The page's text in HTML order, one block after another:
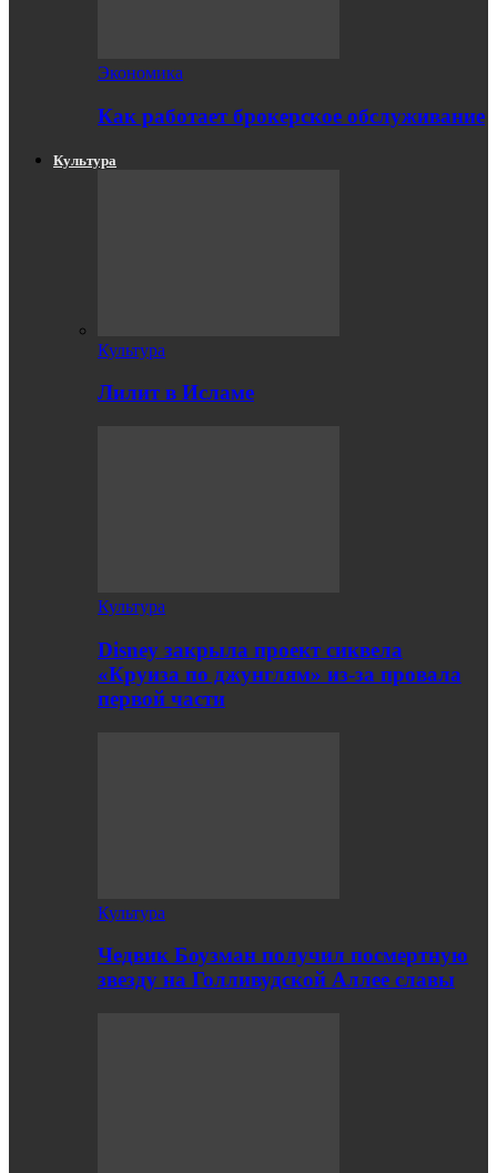
Экономика
Как работает брокерское обслуживание
Культура
Культура
Лилит в Исламе
Культура
Disney закрыла проект сиквела
«Круиза по джунглям» из-за провала
первой части
Культура
Чедвик Боузман получил посмертную
звезду на Голливудской Аллее славы